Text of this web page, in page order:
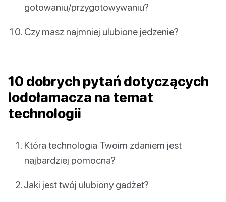
gotowaniu/przygotowywaniu?
Czy masz najmniej ulubione jedzenie?
10 dobrych pytań dotyczących
lodołamacza na temat
technologii
Która technologia Twoim zdaniem jest
najbardziej pomocna?
Jaki jest twój ulubiony gadżet?